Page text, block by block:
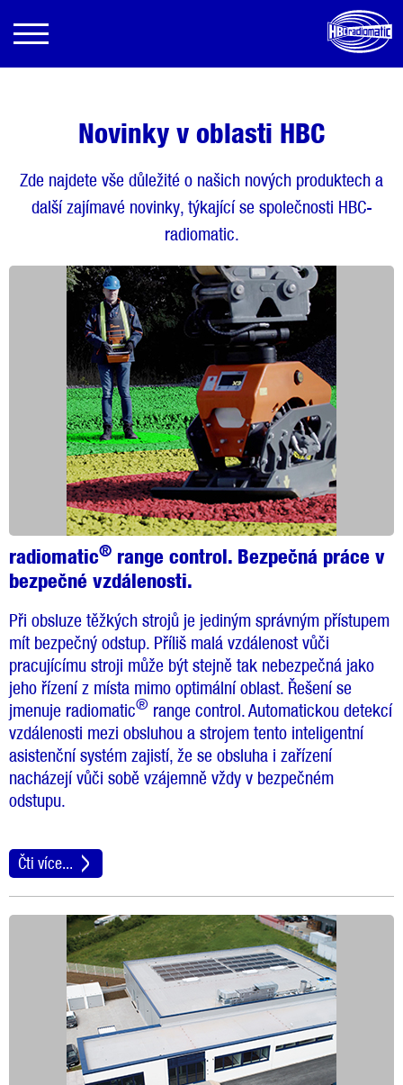
Novinky v oblasti HBC
Zde najdete vše důležité o našich nových produktech a
další zajímavé novinky, týkající se společnosti HBC-
radiomatic.
radiomatic® range control. Bezpečná práce v
bezpečné vzdálenosti.
Při obsluze těžkých strojů je jediným správným přístupem
mít bezpečný odstup. Příliš malá vzdálenost vůči
pracujícímu stroji může být stejně tak nebezpečná jako
jeho řízení z místa mimo optimální oblast. Řešení se
jmenuje radiomatic® range control. Automatickou detekcí
vzdálenosti mezi obsluhou a strojem tento inteligentní
asistenční systém zajistí, že se obsluha i zařízení
nacházejí vůči sobě vzájemně vždy v bezpečném
odstupu.
Čti více...